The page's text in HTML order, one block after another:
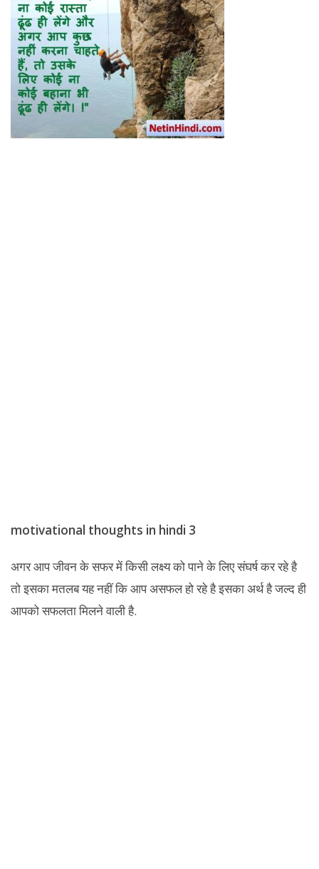
motivational thoughts in hindi 3
अगर आप जीवन के सफर में किसी लक्ष्य को पाने के लिए संघर्ष कर रहे है
तो इसका मतलब यह नहीं कि आप असफल हो रहे है इसका अर्थ है जल्द ही
आपको सफलता मिलने वाली है.